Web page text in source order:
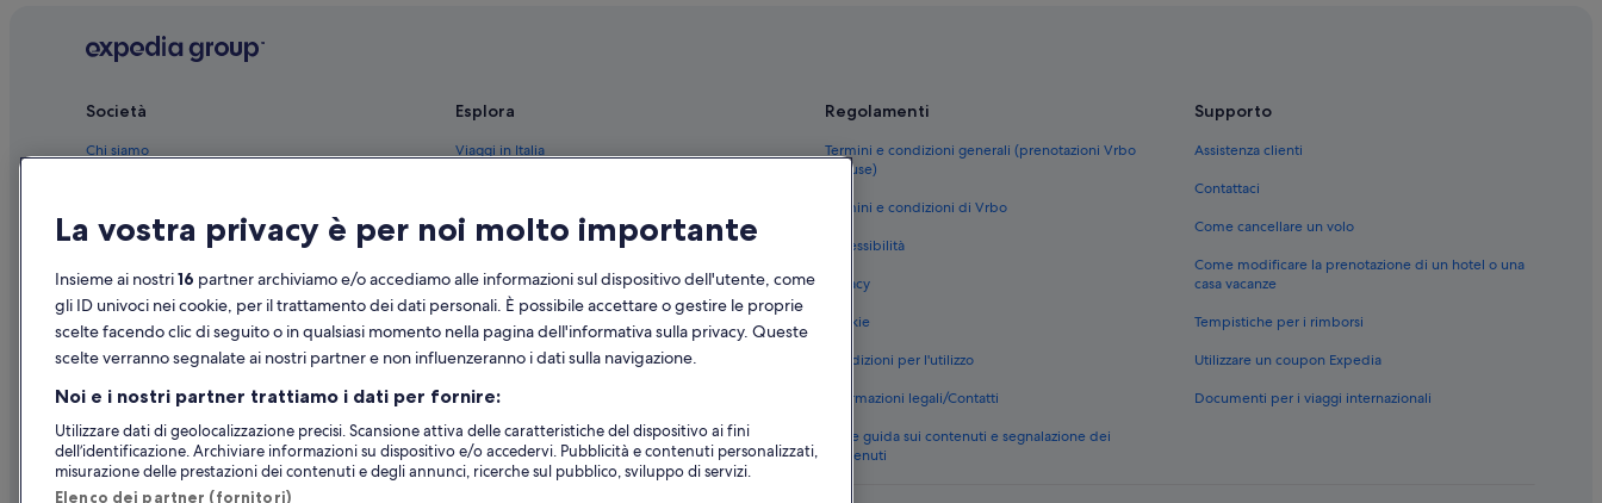
Società
Chi siamo
Aggiungi la tua struttura
Novità e comunicati stampa
Pubblicità
Esplora
Viaggi in Italia
Case vacanze in Italia
Voli domestici
Noleggio auto in Italia
Regolamenti
Termini e condizioni generali (prenotazioni Vrbo
escluse)
Termini e condizioni di Vrbo
Accessibilità
Privacy
Cookie
Condizioni per l'utilizzo
Informazioni legali/Contatti
Linee guida sui contenuti e segnalazione dei
contenuti
Supporto
Assistenza clienti
Contattaci
Come cancellare un volo
Come modificare la prenotazione di un hotel o una
casa vacanze
Tempistiche per i rimborsi
Utilizzare un coupon Expedia
Documenti per i viaggi internazionali
La vostra privacy è per noi molto importante
Insieme ai nostri16 partner archiviamo e/o accediamo alle informazioni sul dispositivo dell'utente, come
gli ID univoci nei cookie, per il trattamento dei dati personali. È possibile accettare o gestire le proprie
scelte facendo clic di seguito o in qualsiasi momento nella pagina dell'informativa sulla privacy. Queste
scelte verranno segnalate ai nostri partner e non influenzeranno i dati sulla navigazione.
Noi e i nostri partner trattiamo i dati per fornire:
Utilizzare dati di geolocalizzazione precisi. Scansione attiva delle caratteristiche del dispositivo ai fini
dell’identificazione. Archiviare informazioni su dispositivo e/o accedervi. Pubblicità e contenuti personalizzati,
misurazione delle prestazioni dei contenuti e degli annunci, ricerche sul pubblico, sviluppo di servizi.
Elenco dei partner (fornitori)